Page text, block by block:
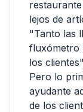
lejos de
"Tanto las
fluxómetro
los
Pero lo
ayudante
de los